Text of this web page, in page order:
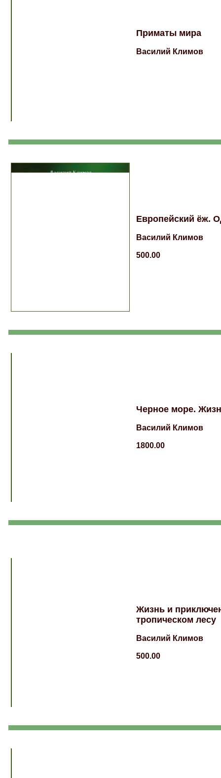
Приматы мира
Василий Климов
Европейский ёж.
Василий Климов
500.00
Черное море.
Василий Климов
1800.00
Жизнь и
тропическом лесу
Василий Климов
500.00